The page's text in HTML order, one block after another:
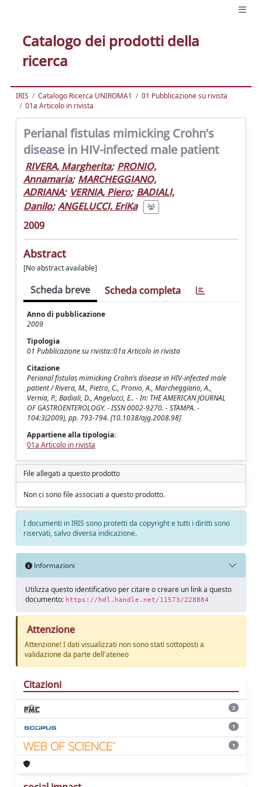
Catalogo dei prodotti della
ricerca
IRIS Catalogo Ricerca UNIROMA1
01 Pubblicazione su rivista
01a Articolo in rivista
Perianal fistulas mimicking Crohn’s
disease in HIV-infected male patient
RIVERA, Margherita; PRONIO,
Annamaria; MARCHEGGIANO,
ADRIANA; VERNIA, Piero; BADIALI,
Danilo; ANGELUCCI, EriKa
2009
Abstract
[No abstract available]
Scheda breve Scheda completa
Anno di pubblicazione
2009
Tipologia
01 Pubblicazione su rivista::01a Articolo in rivista
Citazione
Perianal fistulas mimicking Crohn’s disease in HIV-infected male
patient / Rivera, M., Pietro, C., Pronio, A., Marcheggiano, A.,
Vernia, P., Badiali, D., Angelucci, E.. - In: THE AMERICAN JOURNAL
OF GASTROENTEROLOGY. - ISSN 0002-9270. - STAMPA. -
104:3(2009), pp. 793-794. [10.1038/ajg.2008.98]
Appartiene alla tipologia:
01a Articolo in rivista
File allegati a questo prodotto
Non ci sono file associati a questo prodotto.
I documenti in IRIS sono protetti da copyright e tutti i diritti sono
riservati, salvo diversa indicazione.
Informazioni
Utilizza questo identificativo per citare o creare un link a questo
documento: https://hdl.handle.net/11573/228884
Attenzione
Attenzione! I dati visualizzati non sono stati sottoposti a
validazione da parte dell'ateneo
Citazioni
2
1
1